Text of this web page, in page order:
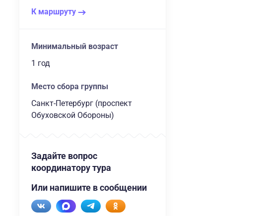
К маршруту
Минимальный возраст
1 год
Место сбора группы
Санкт-Петербург (проспект
Обуховской Обороны)
Задайте вопрос
координатору тура
Или напишите в сообщении